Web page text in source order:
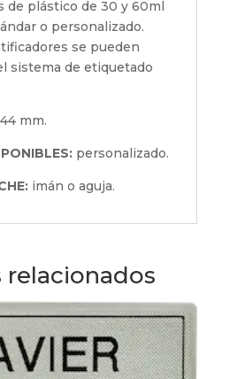
de plástico de 30 y 60ml
o personalizado.
se pueden
sistema de etiquetado
mm.
personalizado.
imán o aguja.